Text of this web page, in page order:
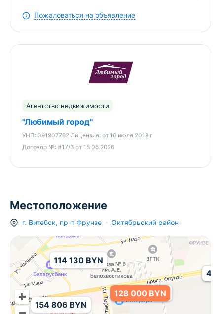
Пожаловаться на объявление
Агентство недвижимости
"Любимый город"
УНП: 391907782 Лицензия: от 16 июля 2019 г
Договор №: #17/3 от 15.05.2026
Местоположение
г. Витебск, пр-т Фрунзе Октябрьский район
114 130 BYN
283 000 BYN
154 806 BYN
128 000 BYN